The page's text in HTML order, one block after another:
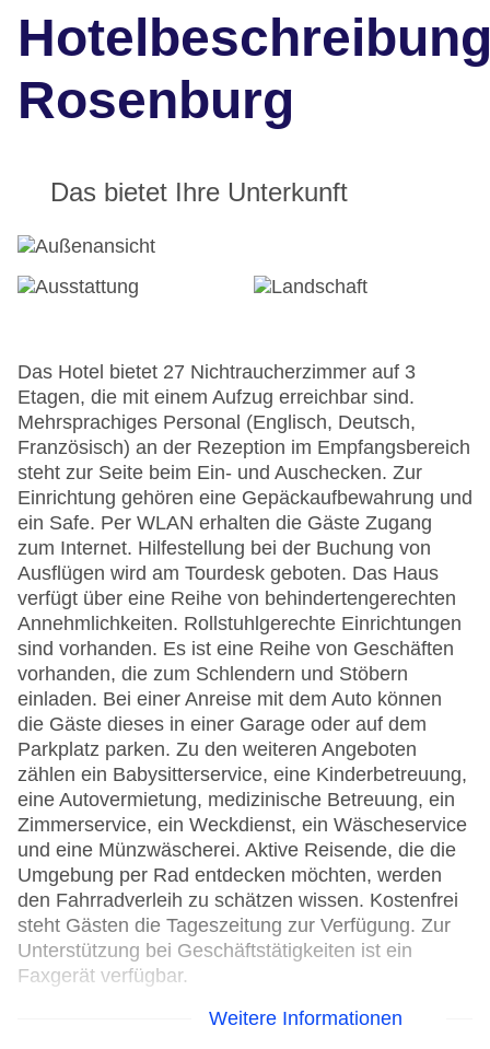
Rosenburg
Das bietet Ihre Unterkunft
Das Hotel bietet 27 Nichtraucherzimmer auf 3
Etagen, die mit einem Aufzug erreichbar sind.
Mehrsprachiges Personal (Englisch, Deutsch,
Französisch) an der Rezeption im Empfangsbereich
steht zur Seite beim Ein- und Auschecken. Zur
Einrichtung gehören eine Gepäckaufbewahrung und
ein Safe. Per WLAN erhalten die Gäste Zugang
zum Internet. Hilfestellung bei der Buchung von
Ausflügen wird am Tourdesk geboten. Das Haus
verfügt über eine Reihe von behindertengerechten
Annehmlichkeiten. Rollstuhlgerechte Einrichtungen
sind vorhanden. Es ist eine Reihe von Geschäften
vorhanden, die zum Schlendern und Stöbern
einladen. Bei einer Anreise mit dem Auto können
die Gäste dieses in einer Garage oder auf dem
Parkplatz parken. Zu den weiteren Angeboten
zählen ein Babysitterservice, eine Kinderbetreuung,
eine Autovermietung, medizinische Betreuung, ein
Zimmerservice, ein Weckdienst, ein Wäscheservice
und eine Münzwäscherei. Aktive Reisende, die die
Umgebung per Rad entdecken möchten, werden
den Fahrradverleih zu schätzen wissen. Kostenfrei
steht Gästen die Tageszeitung zur Verfügung. Zur
Unterstützung bei Geschäftstätigkeiten ist ein
Faxgerät verfügbar.
Weitere Informationen